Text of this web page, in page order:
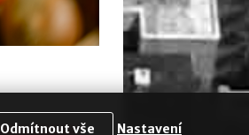
Odmítnout vše Nastavení